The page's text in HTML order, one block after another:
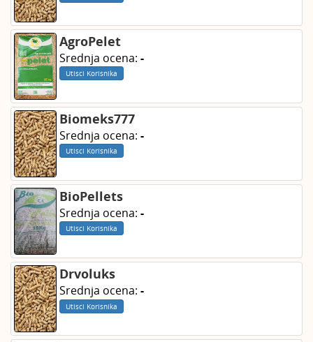
AgroPelet
Srednja ocena: -
Utisci Korisnika
Biomeks777
Srednja ocena: -
Utisci Korisnika
BioPellets
Srednja ocena: -
Utisci Korisnika
Drvoluks
Srednja ocena: -
Utisci Korisnika